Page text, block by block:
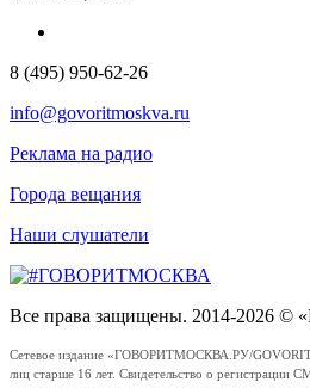
8 (495) 950-62-26
info@govoritmoskva.ru
Реклама на радио
Города вещания
Наши слушатели
Все права защищены. 2014-2026 ©
Сетевое издание «ГОВОРИТМОСКВА.РУ/
лиц старше 16 лет. Свидетельство о